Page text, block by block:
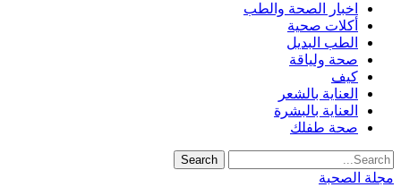
اخبار الصحة والطب
أكلات صحية
الطب البديل
صحة ولياقة
كيف
العناية بالشعر
العناية بالبشرة
صحة طفلك
مجلة الصحبة